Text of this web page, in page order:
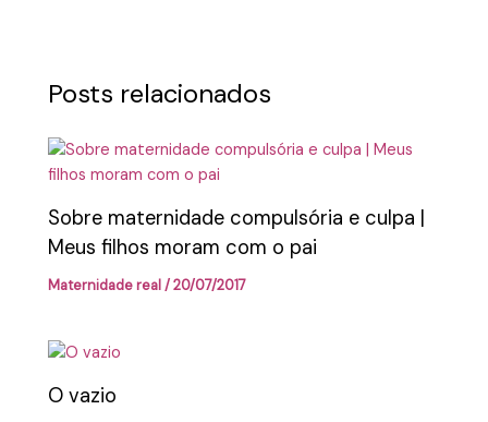
Posts relacionados
Sobre maternidade compulsória e culpa |
Meus filhos moram com o pai
Maternidade real/20/07/2017
O vazio